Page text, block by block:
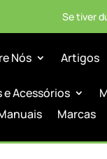
Se tiver
Nós Artigos
e Acessórios
Marcas